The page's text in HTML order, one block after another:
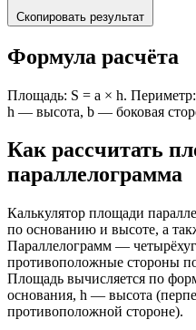
Скопировать результат
Формула расчёта
Площадь: S = a × h.
h — высота, b — боковая
Как рассчитать
параллелограмма
Калькулятор площади
по основанию и высоте, а
Параллелограмм —
противоположные стороны
Площадь вычисляется по
основания, h — высота
противоположной стороне).